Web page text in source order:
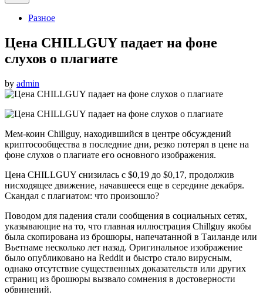
PostedРазное
Цена CHILLGUY падает на фоне
слухов о плагиате
by admin
Мем-коин Chillguy, находившийся в центре обсуждений
криптосообщества в последние дни, резко потерял в цене на
фоне слухов о плагиате его основного изображения.
Цена CHILLGUY снизилась с $0,19 до $0,17, продолжив
нисходящее движение, начавшееся еще в середине декабря.
Скандал с плагиатом: что произошло?
Поводом для падения стали сообщения в социальных сетях,
указывающие на то, что главная иллюстрация Chillguy якобы
была скопирована из брошюры, напечатанной в Таиланде или
Вьетнаме несколько лет назад. Оригинальное изображение
было опубликовано на Reddit и быстро стало вирусным,
однако отсутствие существенных доказательств или других
страниц из брошюры вызвало сомнения в достоверности
обвинений.